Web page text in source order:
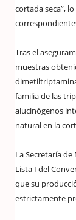
cortada seca”,
Tras el
muestras
familia de las
alucinógenos
natural en la
La Secretaría
Lista I del
que su
estrictamente